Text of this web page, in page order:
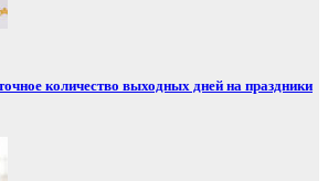
количество выходных дней на праздники